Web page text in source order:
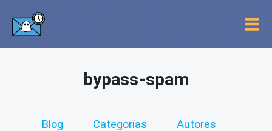
bypass-spam
Blog Categorías Autores